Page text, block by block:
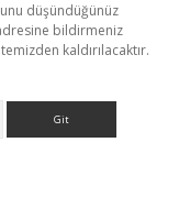
düşündüğünüz
bildirmeniz
kaldırılacaktır.